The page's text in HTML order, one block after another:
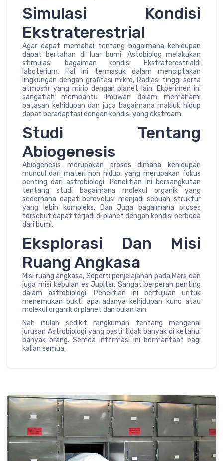
Simulasi Kondisi
Ekstraterestrial
Agar dapat memahai tentang bagaimana kehidupan
dapat bertahan di luar bumi, Astobiolog melakukan
stimulasi bagaiman kondisi Ekstraterestrialdi
laboterium. Hal ini termasuk dalam menciptakan
lingkungan dengan grafitasi mikro, Radiasi tinggi serta
atmosfir yang mirip dengan planet lain. Ekperimen ini
sangatlah membantu ilmuwan dalam memahami
batasan kehidupan dan juga bagaimana makluk hidup
dapat beradaptasi dengan kondisi yang ekstream
Studi Tentang
Abiogenesis
Abiogenesis merupakan proses dimana kehidupan
muncul dari materi non hidup, yang merupakan fokus
penting dari astrobiologi. Penelitian ini bersangkutan
tentang studi bagaimana molekul organik yang
sederhana dapat berevolusi menjadi sebuah struktur
yang lebih kompleks. Dan Juga bagaimana proses
tersebut dapat terjadi di planet dengan kondisi berbeda
dari bumi.
Eksplorasi Dan Misi
Ruang Angkasa
Misi ruang angkasa, Seperti penjelajahan pada Mars dan
juga misi kebulan es Jupiter, Sangat berperan penting
dalam astrobiologi. Penelitian ini bertujuan untuk
menemukan bukti apa adanya kehidupan kuno atau
molekul organik di planet dan bulan lain.
Nah itulah sedikit rangkuman tentang mengenal
jurusan Astrobiologi yang pasti tidak banyak di ketahui
banyak orang. Semoa informasi ini bermanfaat bagi
kalian semua.